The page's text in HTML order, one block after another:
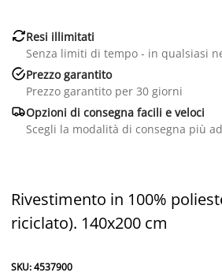
Resi illimitati
Senza limiti di tempo - in qualsiasi
Prezzo garantito
Prezzo garantito per 30 giorni
Opzioni di consegna facili e veloci
Scegli la modalità di consegna più
Rivestimento in 100%
riciclato). 140x200 cm
SKU: 4537900